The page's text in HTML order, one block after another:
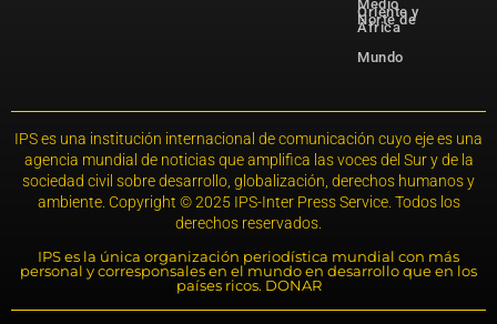
Medio
Oriente y
Norte de
África
Mundo
IPS es una institución internacional de comunicación cuyo eje es una
agencia mundial de noticias que amplifica las voces del Sur y de la
sociedad civil sobre desarrollo, globalización, derechos humanos y
ambiente. Copyright © 2025 IPS-Inter Press Service. Todos los
derechos reservados.
IPS es la única organización periodística mundial con más
personal y corresponsales en el mundo en desarrollo que en los
países ricos. DONAR